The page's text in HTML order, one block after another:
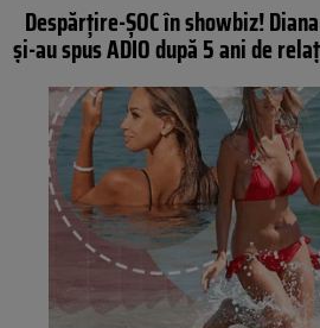
Despărțire-ȘOC în showbiz!
și-au spus ADIO după 5 ani de